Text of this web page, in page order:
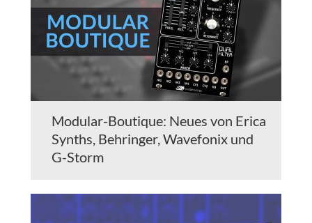
Modular-Boutique: Neues von Erica
Synths, Behringer, Wavefonix und
G-Storm